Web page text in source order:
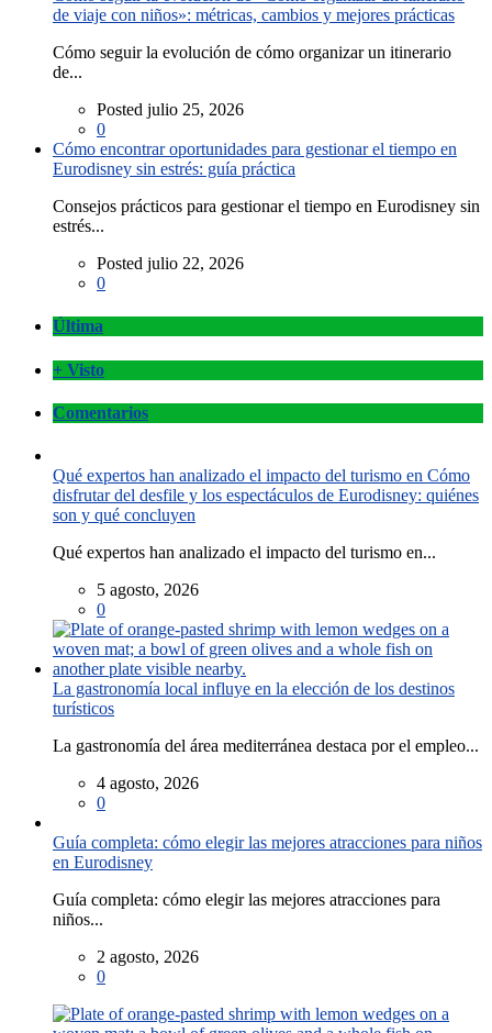
de viaje con niños»: métricas, cambios y mejores prácticas
Cómo seguir la evolución de cómo organizar un itinerario
de...
Posted julio 25, 2026
0
Cómo encontrar oportunidades para gestionar el tiempo en
Eurodisney sin estrés: guía práctica
Consejos prácticos para gestionar el tiempo en Eurodisney sin
estrés...
Posted julio 22, 2026
0
Última
+ Visto
Comentarios
Qué expertos han analizado el impacto del turismo en Cómo
disfrutar del desfile y los espectáculos de Eurodisney: quiénes
son y qué concluyen
Qué expertos han analizado el impacto del turismo en...
5 agosto, 2026
0
La gastronomía local influye en la elección de los destinos
turísticos
La gastronomía del área mediterránea destaca por el empleo...
4 agosto, 2026
0
Guía completa: cómo elegir las mejores atracciones para niños
en Eurodisney
Guía completa: cómo elegir las mejores atracciones para
niños...
2 agosto, 2026
0